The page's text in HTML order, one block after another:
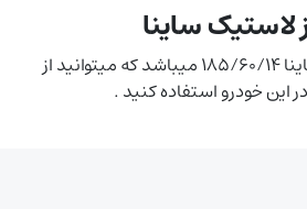
لاستیک ساینا
سایز استاندار لاستیک ساینا ۱۸۵/۶۰/۱۴ میباشد که میتوانید از